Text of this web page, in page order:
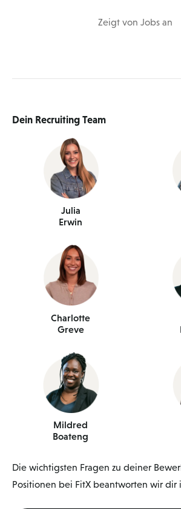
ZeigtvonJobsan
Dein Recruiting Team
Julia
Erwin
Charlotte
Greve
Mildred
Boateng
Die wichtigsten Fragen zu deiner
Positionen bei FitX beantworten wir dir